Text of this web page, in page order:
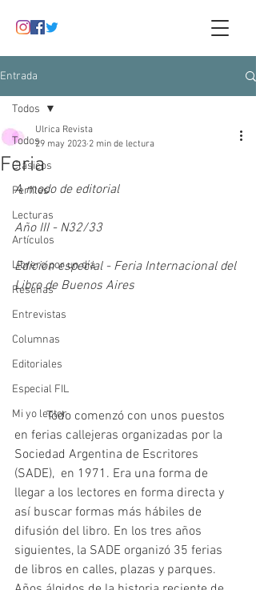
Entrada
Todos
Clásicos
Perfiles
Lecturas
Artículos
Librero por un día
Reseñas
Entrevistas
Columnas
Editoriales
Especial FIL
Mi yo lector
Todos
Feria
Ulrica Revista
29 may 2023 2 min de lectura
A modo de editorial
Año III - N32/33
Edición especial - Feria Internacional del
Libro de Buenos Aires
	Todo comenzó con unos puestos
en ferias callejeras organizadas por la
Sociedad Argentina de Escritores
(SADE),  en 1971. Era una forma de
llegar a los lectores en forma directa y
así buscar formas más hábiles de
difusión del libro. En los tres años
siguientes, la SADE organizó 35 ferias
de libros en calles, plazas y parques.